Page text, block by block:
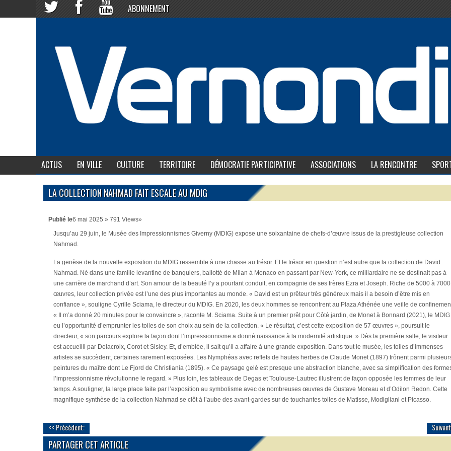
ABONNEMENT
ACTUS EN VILLE CULTURE TERRITOIRE DÉMOCRATIE PARTICIPATIVE ASSOCIATIONS LA RENCONTRE
LA COLLECTION NAHMAD FAIT ESCALE AU MDIG
Publié le6 mai 2025 » 791 Views»
Jusqu’au 29 juin, le Musée des Impressionnismes Giverny (MDIG) expose une soixantaine de chefs-d’œuvre issus de la prestigieuse collection
Nahmad.
La genèse de la nouvelle exposition du MDIG ressemble à une chasse au trésor. Et le trésor en question n’est autre que la collection de David
Nahmad. Né dans une famille levantine de banquiers, ballotté de Milan à Monaco en passant par New-York, ce milliardaire ne se destinait pas à
une carrière de marchand d’art. Son amour de la beauté l’y a pourtant conduit, en compagnie de ses frères Ezra et Joseph. Riche de 5000 à 7000
œuvres, leur collection privée est l’une des plus importantes au monde. « David est un prêteur très généreux mais il a besoin d’être mis en
confiance » , souligne Cyrille Sciama, le directeur du MDIG. En 2020, les deux hommes se rencontrent au Plaza Athénée une veille de
« Il m’a donné 20 minutes pour le convaincre » , raconte M. Sciama. Suite à un premier prêt pour Côté jardin, de Monet à Bonnard (2021), le MDIG
eu l’opportunité d’emprunter les toiles de son choix au sein de la collection. « Le résultat, c’est cette exposition de 57 œuvres » , poursuit le
directeur, « son parcours explore la façon dont l’impressionnisme a donné naissance à la modernité artistique. » Dès la première salle, le visiteur
est accueilli par Delacroix, Corot et Sisley. Et, d’emblée, il sait qu’il a affaire à une grande exposition. Dans tout le musée, les toiles d’immenses
artistes se succèdent, certaines rarement exposées. Les Nymphéas avec reflets de hautes herbes de Claude Monet (1897) trônent parmi
peintures du maître dont Le Fjord de Christiania (1895). « Ce paysage gelé est presque une abstraction blanche, avec sa simplification des
l’impressionnisme révolutionne le regard. » Plus loin, les tableaux de Degas et Toulouse-Lautrec illustrent de façon opposée les femmes de leur
temps. A souligner, la large place faite par l’exposition au symbolisme avec de nombreuses œuvres de Gustave Moreau et d’Odilon Redon. Cette
magnifique synthèse de la collection Nahmad se clôt à l’aube des avant-gardes sur de touchantes toiles de Matisse, Modigliani et Picasso.
<< Précédent:
PARTAGER CET ARTICLE